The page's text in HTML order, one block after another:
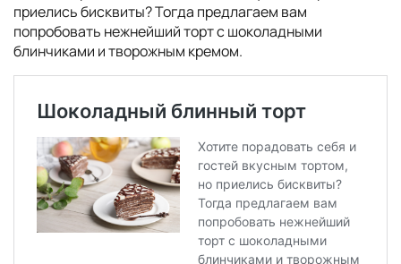
приелись бисквиты? Тогда предлагаем вам
попробовать нежнейший торт с шоколадными
блинчиками и творожным кремом.